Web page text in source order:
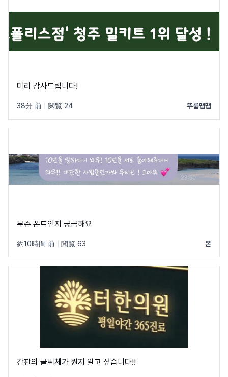
미리 감사드립니다!
38分 前 閲覧 24 뚜룹땝땝
무슨 폰트인지 궁금해요
約10時間 前 閲覧 63 온
간판의 글씨체가 뭔지 알고 싶습니다!!